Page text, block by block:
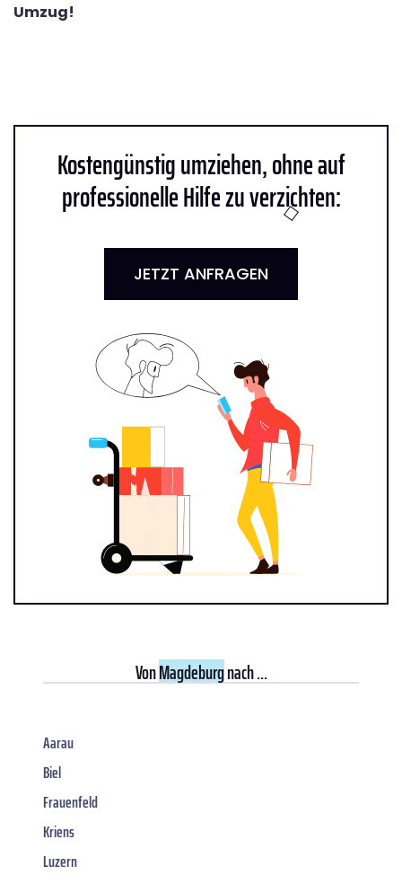
Umzug!
Kostengünstig umziehen, ohne auf
professionelle Hilfe zu verzichten:
JETZT ANFRAGEN
VonMagdeburgnach ...
Aarau
Biel
Frauenfeld
Kriens
Luzern